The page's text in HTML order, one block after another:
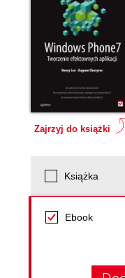
Zajrzyj do książki
Książka
Ebook